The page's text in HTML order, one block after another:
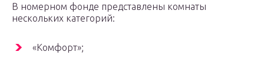
В номерном фонде представлены комнаты
нескольких категорий:
«Комфорт»;